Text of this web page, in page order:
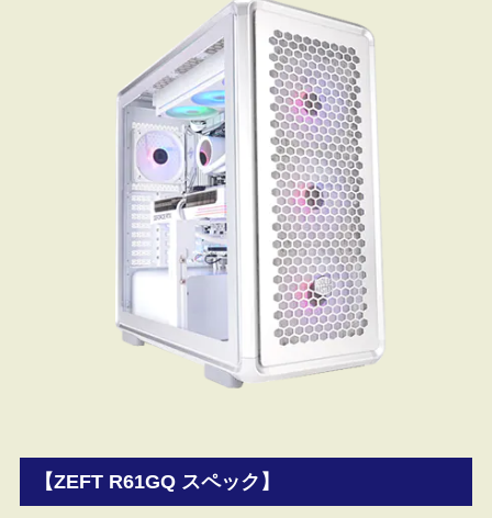
【ZEFT R61GQ スペック】